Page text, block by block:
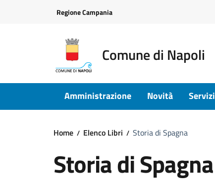
Regione Campania
Comune di Napoli
Amministrazione Novità Servizi
Home Elenco Libri Storia di Spagna
Storia di Spagna